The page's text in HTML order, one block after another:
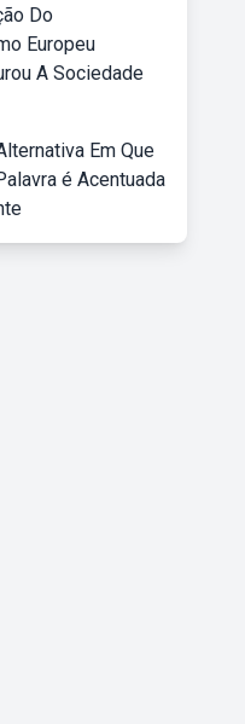
Do
Europeu
A Sociedade
Em Que
é Acentuada